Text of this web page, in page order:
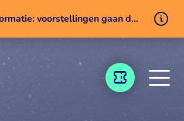
Belangrijke informatie: voorstellingen gaan door ondanks een technisch probleem
TICKETING